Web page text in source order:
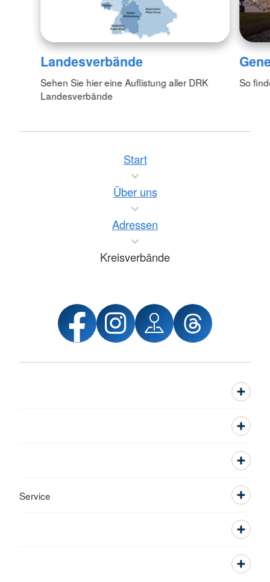
Landesverbände
Sehen Sie hier eine Auflistung aller DRK
Landesverbände
So
Start
Über uns
Adressen
Kreisverbände
Service